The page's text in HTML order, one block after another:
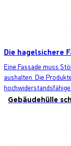
Die hagelsichere
Eine Fassade muss
aushalten. Die
Gebäudehülle